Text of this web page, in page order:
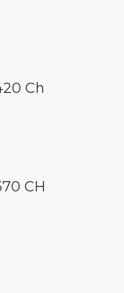
Ch
CH